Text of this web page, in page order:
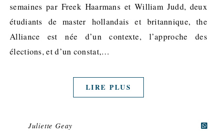
semaines par Freek Haarmans et William Judd, deux
étudiants de master hollandais et britannique, the
Alliance est née d’un contexte, l’approche des
élections, et d’un constat,…
LIRE PLUS
Juliette Geay